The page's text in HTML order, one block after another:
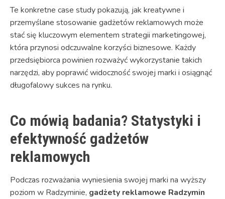
Te konkretne case study pokazują, jak kreatywne i
przemyślane stosowanie gadżetów reklamowych może
stać się kluczowym elementem strategii marketingowej,
która przynosi odczuwalne korzyści biznesowe. Każdy
przedsiębiorca powinien rozważyć wykorzystanie takich
narzędzi, aby poprawić widoczność swojej marki i osiągnąć
długofalowy sukces na rynku.
Co mówią badania? Statystyki i
efektywność gadżetów
reklamowych
Podczas rozważania wyniesienia swojej marki na wyższy
poziom w Radzyminie, gadżety reklamowe Radzymin